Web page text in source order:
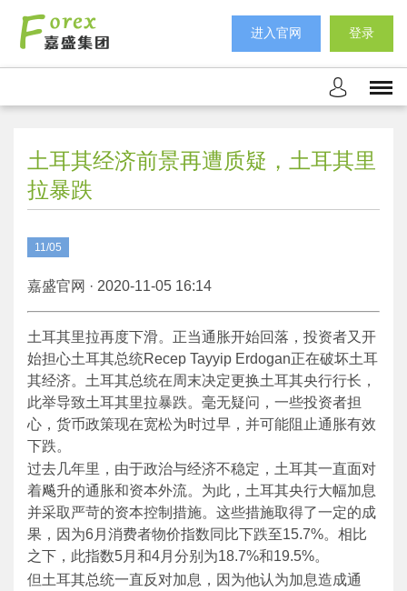
进入官网 登录
土耳其经济前景再遭质疑，土耳其里
拉暴跌
11/05
嘉盛官网 · 2020-11-05 16:14
土耳其里拉再度下滑。正当通胀开始回落，投资者又开
始担心土耳其总统Recep Tayyip Erdogan正在破坏土耳
其经济。土耳其总统在周末决定更换土耳其央行行长，
此举导致土耳其里拉暴跌。毫无疑问，一些投资者担
心，货币政策现在宽松为时过早，并可能阻止通胀有效
下跌。
过去几年里，由于政治与经济不稳定，土耳其一直面对
着飚升的通胀和资本外流。为此，土耳其央行大幅加息
并采取严苛的资本控制措施。这些措施取得了一定的成
果，因为6月消费者物价指数同比下跌至15.7%。相比
之下，此指数5月和4月分别为18.7%和19.5%。
但土耳其总统一直反对加息，因为他认为加息造成通